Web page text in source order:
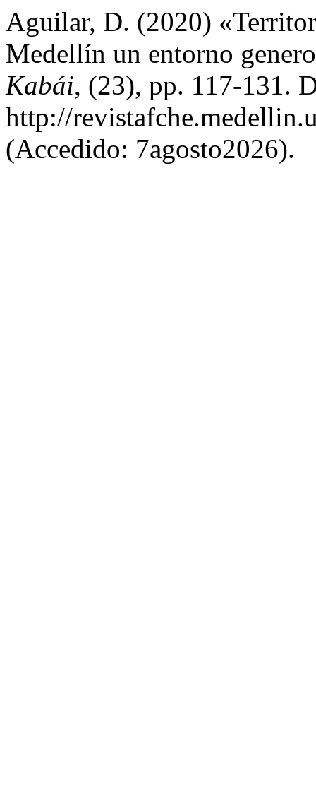
Aguilar, D. (2020)
Medellín un entorno
Kabái, (23), pp. 117-131.
http://
(Accedido: 7agosto2026).